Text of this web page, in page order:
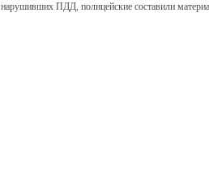
нарушивших ПДД, полицейские составили